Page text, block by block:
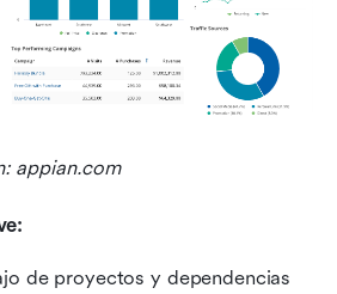
appian.com
de proyectos y dependencias